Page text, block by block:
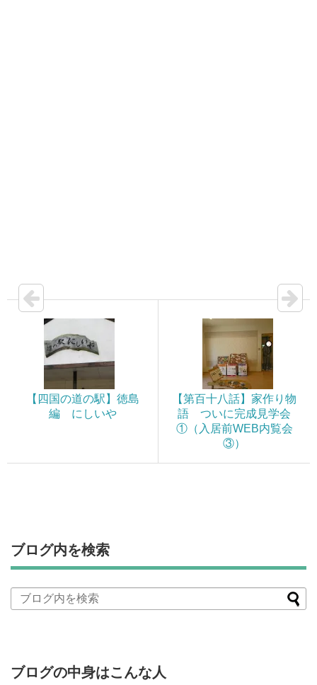
【四国の道の駅】徳島
編 にしいや
【第百十八話】家作り物
語 ついに完成見学会
①（入居前WEB内覧会
③）
ブログ内を検索
ブログの中身はこんな人